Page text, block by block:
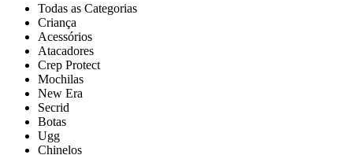
Todas as Categorias
Criança
Acessórios
Atacadores
Crep Protect
Mochilas
New Era
Secrid
Botas
Ugg
Chinelos